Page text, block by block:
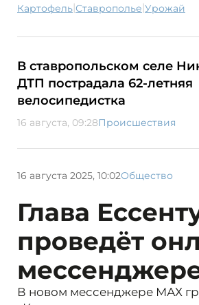
картофель| Ставрополье| урожай
В ставропольском селе
ДТП пострадала 62-летняя
велосипедистка
16 августа, 09:28Происшествия
16 августа 2025, 10:02Общество
Глава
проведёт
В новом мессенджере МАХ